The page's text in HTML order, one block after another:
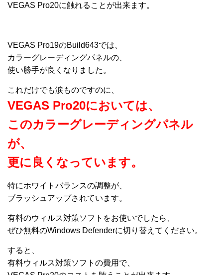
VEGAS Pro20に触れることが出来ます。
VEGAS Pro19のBuild643では、
カラーグレーディングパネルの、
使い勝手が良くなりました。
これだけでも涙ものですのに、
VEGAS Pro20においては、
このカラーグレーディングパネル
が、
更に良くなっています。
特にホワイトバランスの調整が、
ブラッシュアップされています。
有料のウィルス対策ソフトをお使いでしたら、
ぜひ無料のWindows Defenderに切り替えてください。
すると、
有料ウィルス対策ソフトの費用で、